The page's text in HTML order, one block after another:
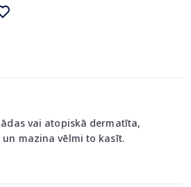
vai atopiskā dermatīta,
mazina vēlmi to kasīt.